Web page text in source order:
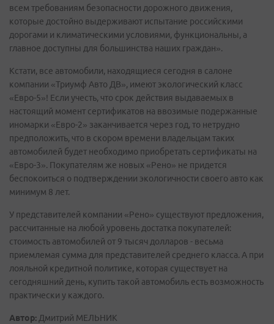
всем требованиям безопасности дорожного движения,
которые достойно выдерживают испытание российскими
дорогами и климатическими условиями, функциональны, а
главное доступны для большинства наших граждан».
Кстати, все автомобили, находящиеся сегодня в салоне
компании «Триумф Авто ДВ», имеют экологический класс
«Евро-5»! Если учесть, что срок действия выдаваемых в
настоящий момент сертификатов на ввозимые подержанные
иномарки «Евро-2» заканчивается через год, то нетрудно
предположить, что в скором времени владельцам таких
автомобилей будет необходимо приобретать сертификаты на
«Евро-3». Покупателям же новых «Рено» не придется
беспокоиться о подтверждении экологичности своего авто как
минимум 8 лет.
У представителей компании «Рено» существуют предложения,
рассчитанные на любой уровень достатка покупателей:
стоимость автомобилей от 9 тысяч долларов - весьма
приемлемая сумма для представителей среднего класса. А при
лояльной кредитной политике, которая существует на
сегодняшний день, купить такой автомобиль есть возможность
практически у каждого.
Автор: Дмитрий МЕЛЬНИК